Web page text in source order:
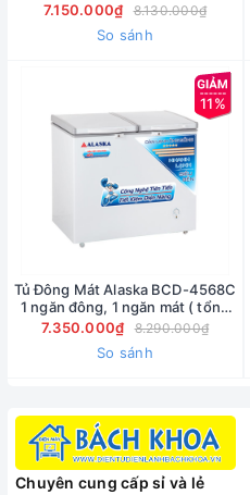
7.150.000₫
8.130.000₫
So sánh
11%
Tủ Đông Mát Alaska BCD-4568C
1 ngăn đông, 1 ngăn mát ( tổng
450 Lít, thực 282 Lít)
7.350.000₫ 8.290.000₫
So sánh
Chuyên cung cấp sỉ và lẻ